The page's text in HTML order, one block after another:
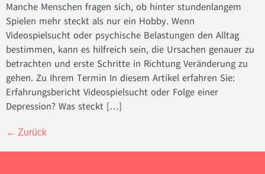
Manche Menschen fragen sich, ob hinter stundenlangem
Spielen mehr steckt als nur ein Hobby. Wenn
Videospielsucht oder psychische Belastungen den Alltag
bestimmen, kann es hilfreich sein, die Ursachen genauer zu
betrachten und erste Schritte in Richtung Veränderung zu
gehen. Zu Ihrem Termin In diesem Artikel erfahren Sie:
Erfahrungsbericht Videospielsucht oder Folge einer
Depression? Was steckt […]
← Zurück